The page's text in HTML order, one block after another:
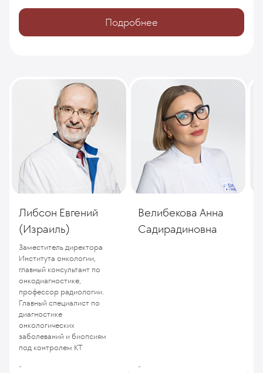
Либсон Евгений
(Израиль)
Заместитель директора
Института онкологии,
главный консультант по
онкодиагностике,
профессор радиологии.
Главный специалист по
диагностике
онкологических
заболеваний и биопсиям
под контролем КТ
-
Велибекова Анна
Садирадиновна
-
Подробнее